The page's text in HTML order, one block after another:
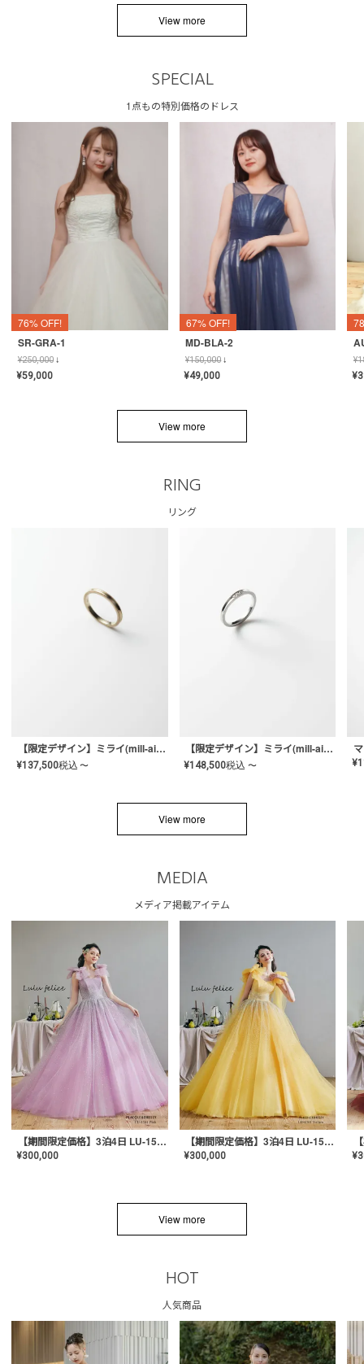
View more
SPECIAL
1点もの特別価格のドレス
76% OFF!
SR-GRA-1
¥250,000↓
¥59,000
67% OFF!
MD-BLA-2
¥150,000↓
¥49,000
¥
¥
View more
RING
リング
【限定デザイン】ミライ(mill-ai)リング
¥137,500税込 〜
【限定デザイン】ミライ(mill-ai)リング
¥148,500税込 〜 ¥
View more
MEDIA
メディア掲載アイテム
【期間限定価格】3泊4日 LU-1501(Pink)
¥300,000
【期間限定価格】3泊4日 LU-1501(Yellow)
¥300,000 ¥
View more
HOT
人気商品